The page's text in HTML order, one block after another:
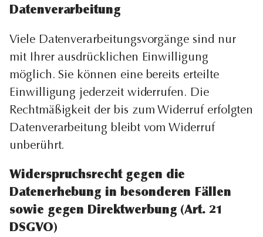
Datenverarbeitung
Viele Datenverarbeitungsvorgänge sind nur
mit Ihrer ausdrücklichen Einwilligung
möglich. Sie können eine bereits erteilte
Einwilligung jederzeit widerrufen. Die
Rechtmäßigkeit der bis zum Widerruf erfolgten
Datenverarbeitung bleibt vom Widerruf
unberührt.
Widerspruchsrecht gegen die
Datenerhebung in besonderen Fällen
sowie gegen Direktwerbung (Art. 21
DSGVO)